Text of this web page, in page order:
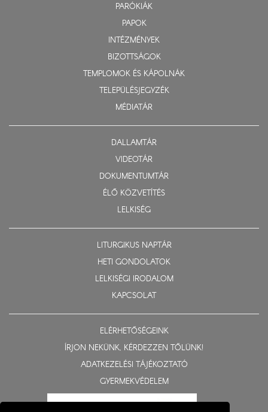
PARÓKIÁK
PAPOK
INTÉZMÉNYEK
BIZOTTSÁGOK
TEMPLOMOK ÉS KÁPOLNÁK
TELEPÜLÉSJEGYZÉK
MÉDIATÁR
DALLAMTÁR
VIDEOTÁR
DOKUMENTUMTÁR
ÉLŐ KÖZVETÍTÉS
LELKISÉG
LITURGIKUS NAPTÁR
HETI GONDOLATOK
LELKISÉGI IRODALOM
KAPCSOLAT
ELÉRHETŐSÉGEINK
ÍRJON NEKÜNK, KÉRDEZZEN TŐLÜNK!
ADATKEZELÉSI TÁJÉKOZTATÓ
GYERMEKVÉDELEM